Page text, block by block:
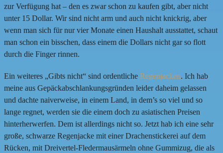
zur Verfügung hat – den es zwar schon zu kaufen gibt, aber nicht
unter 15 Dollar. Wir sind nicht arm und auch nicht knickrig, aber
wenn man sich für nur vier Monate einen Haushalt ausstattet, schaut
man schon ein bisschen, dass einem die Dollars nicht gar so flott
durch die Finger rinnen.
Ein weiteres „Gibts nicht“ sind ordentliche Regenjacken. Ich hab
meine aus Gepäckabschlankungsgründen leider daheim gelassen
und dachte naiverweise, in einem Land, in dem’s so viel und so
lange regnet, werden sie die einem doch zu asiatischen Preisen
hinterherwerfen. Dem ist allerdings nicht so. Jetzt hab ich eine sehr
große, schwarze Regenjacke mit einer Drachenstickerei auf dem
Rücken, mit Dreivertel-Fledermausärmeln ohne Gummizug, die als